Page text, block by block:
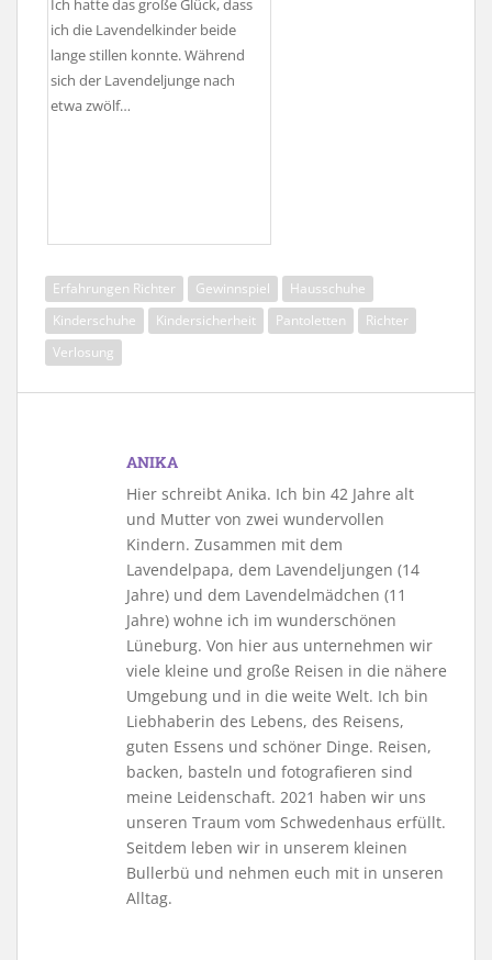
Ich hatte das große Glück, dass
ich die Lavendelkinder beide
lange stillen konnte. Während
sich der Lavendeljunge nach
etwa zwölf…
Erfahrungen Richter Gewinnspiel
Hausschuhe
Kinderschuhe
Kindersicherheit Pantoletten
Richter
Verlosung
ANIKA
Hier schreibt Anika. Ich bin 42 Jahre alt
und Mutter von zwei wundervollen
Kindern. Zusammen mit dem
Lavendelpapa, dem Lavendeljungen (14
Jahre) und dem Lavendelmädchen (11
Jahre) wohne ich im wunderschönen
Lüneburg. Von hier aus unternehmen wir
viele kleine und große Reisen in die nähere
Umgebung und in die weite Welt. Ich bin
Liebhaberin des Lebens, des Reisens,
guten Essens und schöner Dinge. Reisen,
backen, basteln und fotografieren sind
meine Leidenschaft. 2021 haben wir uns
unseren Traum vom Schwedenhaus erfüllt.
Seitdem leben wir in unserem kleinen
Bullerbü und nehmen euch mit in unseren
Alltag.